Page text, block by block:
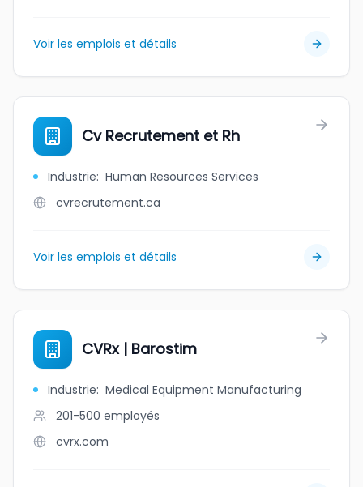
Voir les emplois et détails
Cv Recrutement et Rh
Industrie: Human Resources Services
cvrecrutement.ca
Voir les emplois et détails
CVRx | Barostim
Industrie: Medical Equipment Manufacturing
201-500 employés
cvrx.com